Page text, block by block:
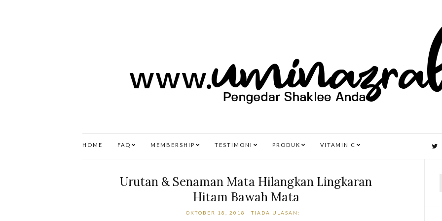
HOME FAQ MEMBERSHIP TESTIMONI PRODUK VITAMIN C
Urutan & Senaman Mata Hilangkan Lingkaran
Hitam Bawah Mata
OKTOBER 18, 2018 TIADA ULASAN: